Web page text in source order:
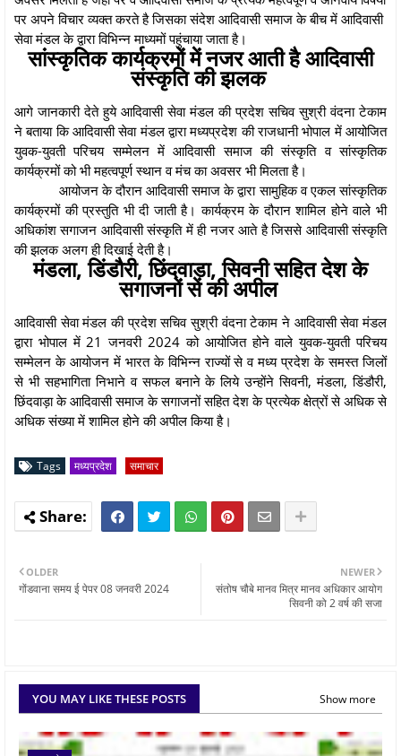
पर अपने विचार व्यक्त करते है जिसका संदेश आदिवासी समाज के बीच में आदिवासी
सेवा मंडल के द्वारा विभिन्न माध्यमों पहुंचाया जाता है।
सांस्कृतिक कार्यक्रमों में नजर आती है आदिवासी
संस्कृति की झलक
आगे जानकारी देते हुये आदिवासी सेवा मंडल की प्रदेश सचिव सुश्री वंदना टेकाम
ने बताया कि आदिवासी सेवा मंडल द्वारा मध्यप्रदेश की राजधानी भोपाल में आयोजित
युवक-युवती परिचय सम्मेलन में आदिवासी समाज की संस्कृति व सांस्कृतिक
कार्यक्रमों को भी महत्वपूर्ण स्थान व मंच का अवसर भी मिलता है।
आयोजन के दौरान आदिवासी समाज के द्वारा सामुहिक व एकल सांस्कृतिक
कार्यक्रमों की प्रस्तुति भी दी जाती है। कार्यक्रम के दौरान शामिल होने वाले भी
अधिकांश सगाजन आदिवासी संस्कृति में ही नजर आते है जिससे आदिवासी संस्कृति
की झलक अलग ही दिखाई देती है।
मंडला, डिंडौरी, छिंदवाड़ा, सिवनी सहित देश के
सगाजनों से की अपील
आदिवासी सेवा मंडल की प्रदेश सचिव सुश्री वंदना टेकाम ने आदिवासी सेवा मंडल
द्वारा भोपाल में 21 जनवरी 2024 को आयोजित होने वाले युवक-युवती परिचय
सम्मेलन के आयोजन में भारत के विभिन्न राज्यों से व मध्य प्रदेश के समस्त जिलों
से भी सहभागिता निभाने व सफल बनाने के लिये उन्होंने सिवनी, मंडला, डिंडौरी,
छिंदवाड़ा के आदिवासी समाज के सगाजनों सहित देश के प्रत्येक क्षेत्रों से अधिक से
अधिक संख्या में शामिल होने की अपील किया है।
Tags मध्यप्रदेश समाचार
NEWER
संतोष चौबे मानव मित्र मानव अधिकार आयोग
सिवनी को 2 वर्ष की सजा
OLDER
गोंडवाना समय ई पेपर 08 जनवरी 2024
YOU MAY LIKE THESE POSTS Show more